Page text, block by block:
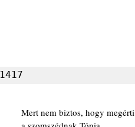
1417
Mert nem biztos, hogy megérti